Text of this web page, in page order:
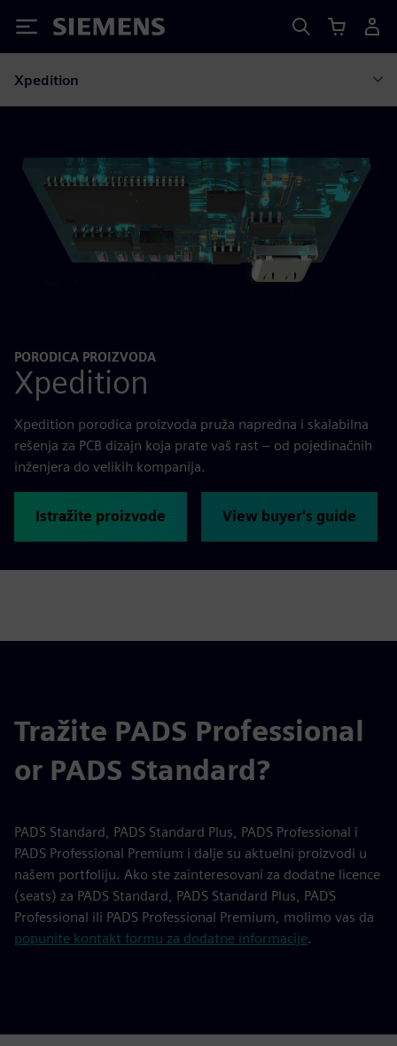
Siemens
Xpedition
PORODICA PROIZVODA
Xpedition
Xpedition porodica proizvoda pruža napredna i skalabilna
rešenja za PCB dizajn koja prate vaš rast – od pojedinačnih
inženjera do velikih kompanija.
Istražite proizvode View buyer's guide
Tražite PADS Professional
or PADS Standard?
PADS Standard, PADS Standard Plus, PADS Professional i
PADS Professional Premium i dalje su aktuelni proizvodi u
našem portfoliju. Ako ste zainteresovani za dodatne licence
(seats) za PADS Standard, PADS Standard Plus, PADS
Professional ili PADS Professional Premium, molimo vas da
popunite kontakt formu za dodatne informacije.